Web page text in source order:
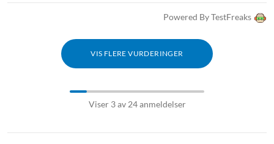
Powered By TestFreaks
VIS FLERE VURDERINGER
Viser 3 av 24 anmeldelser